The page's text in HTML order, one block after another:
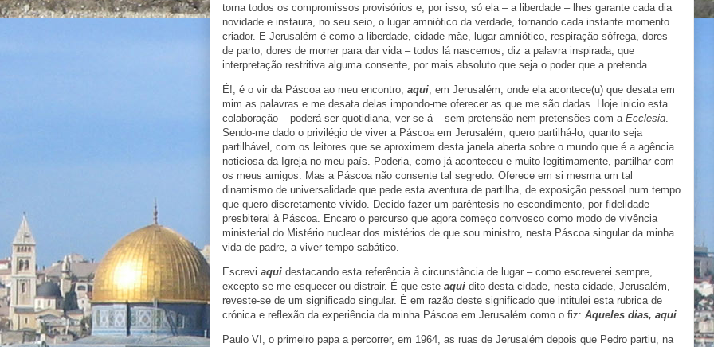
torna todos os compromissos provisórios e, por isso, só ela – a liberdade – lhes garante cada dia
novidade e instaura, no seu seio, o lugar amniótico da verdade, tornando cada instante momento
criador. E Jerusalém é como a liberdade, cidade-mãe, lugar amniótico, respiração sôfrega, dores
de parto, dores de morrer para dar vida – todos lá nascemos, diz a palavra inspirada, que
interpretação restritiva alguma consente, por mais absoluto que seja o poder que a pretenda.
É!, é o vir da Páscoa ao meu encontro, aqui, em Jerusalém, onde ela acontece(u) que desata em
mim as palavras e me desata delas impondo-me oferecer as que me são dadas. Hoje inicio esta
colaboração – poderá ser quotidiana, ver-se-á – sem pretensão nem pretensões com a Ecclesia.
Sendo-me dado o privilégio de viver a Páscoa em Jerusalém, quero partilhá-lo, quanto seja
partilhável, com os leitores que se aproximem desta janela aberta sobre o mundo que é a agência
noticiosa da Igreja no meu país. Poderia, como já aconteceu e muito legitimamente, partilhar com
os meus amigos. Mas a Páscoa não consente tal segredo. Oferece em si mesma um tal
dinamismo de universalidade que pede esta aventura de partilha, de exposição pessoal num tempo
que quero discretamente vivido. Decido fazer um parêntesis no escondimento, por fidelidade
presbiteral à Páscoa. Encaro o percurso que agora começo convosco como modo de vivência
ministerial do Mistério nuclear dos mistérios de que sou ministro, nesta Páscoa singular da minha
vida de padre, a viver tempo sabático.
Escrevi aqui destacando esta referência à circunstância de lugar – como escreverei sempre,
excepto se me esquecer ou distrair. É que este aqui dito desta cidade, nesta cidade, Jerusalém,
reveste-se de um significado singular. É em razão deste significado que intitulei esta rubrica de
crónica e reflexão da experiência da minha Páscoa em Jerusalém como o fiz: Aqueles dias, aqui.
Paulo VI, o primeiro papa a percorrer, em 1964, as ruas de Jerusalém depois que Pedro partiu, na